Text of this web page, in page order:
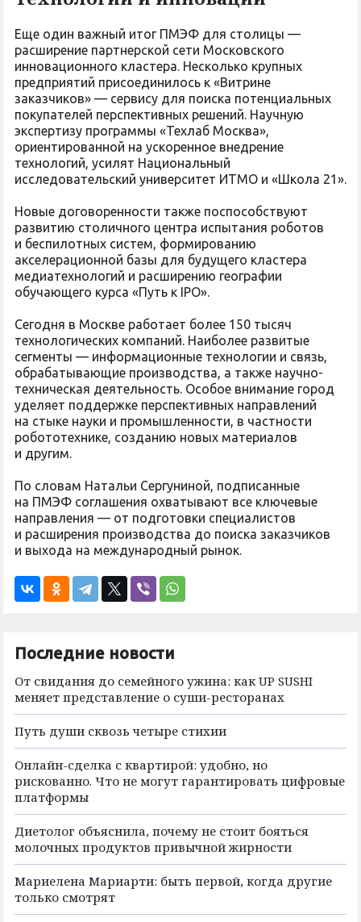
Еще один важный итог ПМЭФ для столицы —
расширение партнерской сети Московского
инновационного кластера. Несколько крупных
предприятий присоединилось к «Витрине
заказчиков» — сервису для поиска потенциальных
покупателей перспективных решений. Научную
экспертизу программы «Техлаб Москва»,
ориентированной на ускоренное внедрение
технологий, усилят Национальный
исследовательский университет ИТМО и «Школа 21».
Новые договоренности также поспособствуют
развитию столичного центра испытания роботов
и беспилотных систем, формированию
акселерационной базы для будущего кластера
медиатехнологий и расширению географии
обучающего курса «Путь к IPO».
Сегодня в Москве работает более 150 тысяч
технологических компаний. Наиболее развитые
сегменты — информационные технологии и связь,
обрабатывающие производства, а также научно-
техническая деятельность. Особое внимание город
уделяет поддержке перспективных направлений
на стыке науки и промышленности, в частности
робототехнике, созданию новых материалов
и другим.
По словам Натальи Сергуниной, подписанные
на ПМЭФ соглашения охватывают все ключевые
направления — от подготовки специалистов
и расширения производства до поиска заказчиков
и выхода на международный рынок.
Последние новости
От свидания до семейного ужина: как UP SUSHI
меняет представление о суши-ресторанах
Путь души сквозь четыре стихии
Онлайн-сделка с квартирой: удобно, но
рискованно. Что не могут гарантировать цифровые
платформы
Диетолог объяснила, почему не стоит бояться
молочных продуктов привычной жирности
Мариелена Мариарти: быть первой, когда другие
только смотрят